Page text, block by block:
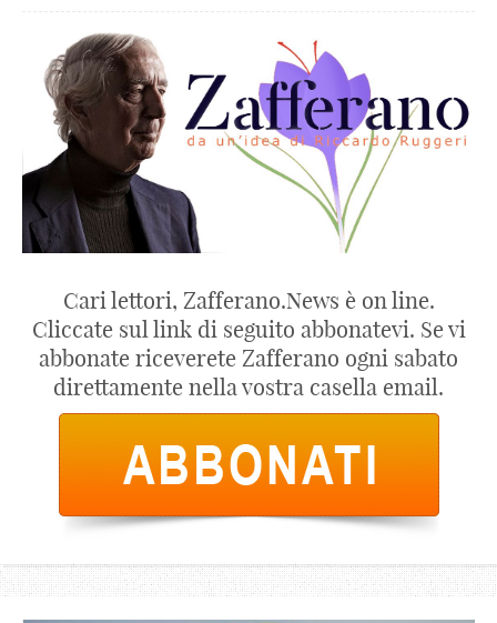
Cari lettori, Zafferano.News è on line.
Cliccate sul link di seguito abbonatevi. Se vi
abbonate riceverete Zafferano ogni sabato
direttamente nella vostra casella email.